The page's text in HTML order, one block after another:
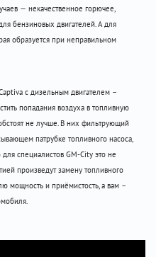
— некачественное горючее,
бензиновых двигателей. А для
образуется при неправильном
с дизельным двигателем –
попадания воздуха в топливную
не лучше. В них фильтрующий
патрубке топливного насоса,
специалистов GM-City это не
произведут замену топливного
мощность и приёмистость, а вам –